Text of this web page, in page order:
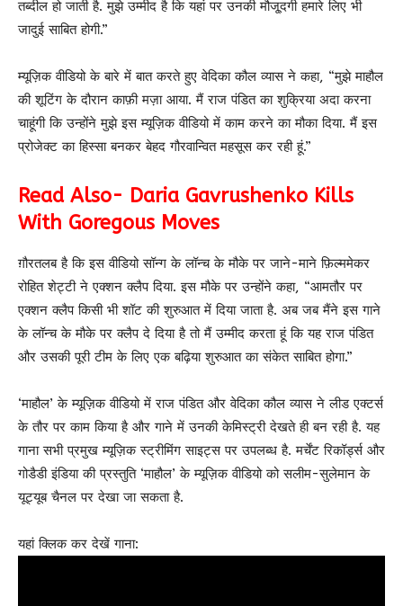
तब्दील हो जाती है. मुझे उम्मीद है कि यहां पर उनकी मौजू्दगी हमारे लिए भी
जादुई साबित होगी.”
म्यूज़िक वीडियो के बारे में बात करते हुए वेदिका कौल व्यास ने कहा, “मुझे माहौल
की शूटिंग के दौरान काफ़ी मज़ा आया. मैं राज पंडित का‌ शुक्रिया अदा करना
चाहूंगी कि उन्होंने मुझे इस म्यूज़िक वीडियो में काम करने का मौका दिया. मैं इस
प्रोजेक्ट का हिस्सा बनकर बेहद गौरवान्वित महसूस कर रही हूं.”
Read Also- Daria Gavrushenko Kills
With Goregous Moves
ग़ौरतलब है कि इस वीडियो सॉन्ग के लॉन्च के मौके पर जाने-माने फ़िल्ममेकर
रोहित शेट्टी ने एक्श‌न क्लैप दिया. इस मौके पर उन्होंने कहा, “आमतौर पर
एक्शन क्लैप किसी भी शॉट की शुरुआत में‌ दिया जाता है. अब जब मैंने इस गाने
के लॉन्च के मौके पर क्लैप दे दिया है तो मैं उम्मीद करता हूं कि यह राज पंडित
और उसकी पूरी टीम के लिए एक बढ़िया शुरुआत का संकेत साबित होगा.”
‘माहौल’ के म्यूज़िक वीडियो में राज पंडित और वेदिका कौल व्यास ने लीड एक्टर्स
के तौर पर काम किया है और गाने में उनकी केमिस्ट्री देखते ही बन रही है. यह
गाना सभी प्रमुख म्यूज़िक स्ट्रीमिंग साइट्स पर उपलब्ध है. मर्चेंट रिकॉर्ड्स और
गोडैडी इंडिया की प्रस्तुति ‘माहौल’ के म्यूज़िक वीडियो को सलीम-सुलेमान के
यूट्यूब चैनल पर देखा जा सकता है.
यहां क्लिक कर देखें गाना: